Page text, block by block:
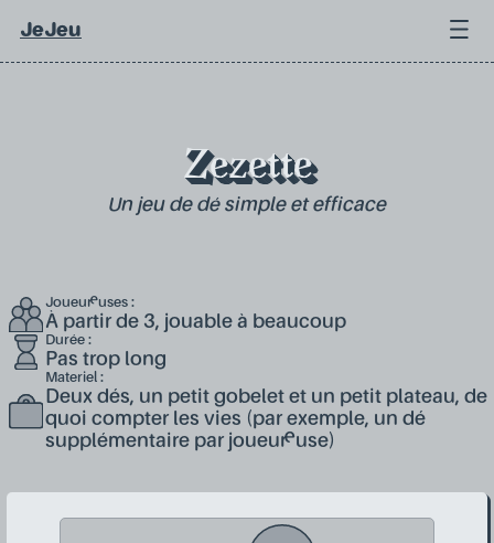
JeJeu
Zezette
Un jeu de dé simple et efficace
Joueur·euses :
À partir de 3, jouable à beaucoup
Durée :
Pas trop long
Materiel :
Deux dés, un petit gobelet et un petit plateau, de
quoi compter les vies (par exemple, un dé
supplémentaire par joueur·euse)